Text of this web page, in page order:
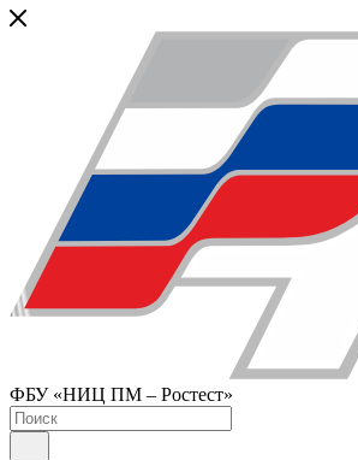
ФБУ «НИЦ ПМ – Ростест»